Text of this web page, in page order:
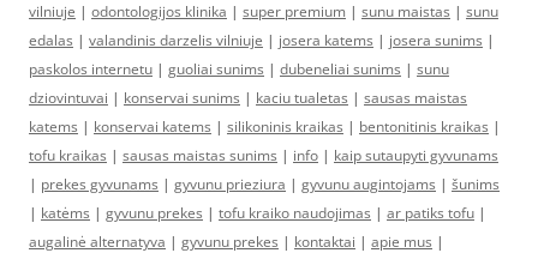
vilniuje | odontologijos klinika | super premium | sunu maistas | sunu
edalas | valandinis darzelis vilniuje | josera katems | josera sunims |
paskolos internetu | guoliai sunims | dubeneliai sunims | sunu
dziovintuvai | konservai sunims | kaciu tualetas | sausas maistas
katems | konservai katems | silikoninis kraikas | bentonitinis kraikas |
tofu kraikas | sausas maistas sunims | info | kaip sutaupyti gyvunams
| prekes gyvunams | gyvunu prieziura | gyvunu augintojams | šunims
| katėms | gyvunu prekes | tofu kraiko naudojimas | ar patiks tofu |
augalinė alternatyva | gyvunu prekes | kontaktai | apie mus |